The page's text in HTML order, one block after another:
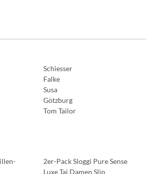
Schiesser
Falke
Susa
Götzburg
Tom Tailor
2er-Pack Sloggi Pure Sense
Luxe Tai Damen Slip